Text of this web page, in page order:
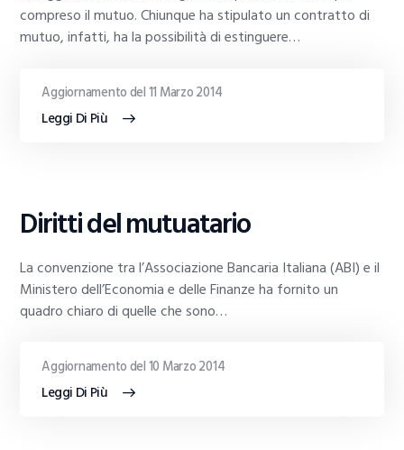
compreso il mutuo. Chiunque ha stipulato un contratto di
mutuo, infatti, ha la possibilità di estinguere…
Leggi Di Più
Aggiornamento del 11 Marzo 2014
AL
TRADING
Diritti del mutuatario
La convenzione tra l’Associazione Bancaria Italiana (ABI) e il
Ministero dell’Economia e delle Finanze ha fornito un
quadro chiaro di quelle che sono…
Leggi Di Più
Aggiornamento del 10 Marzo 2014